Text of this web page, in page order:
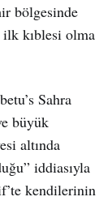
bölgesinde
kıblesi olma
Sahra
büyük
altında
iddiasıyla
kendilerinin